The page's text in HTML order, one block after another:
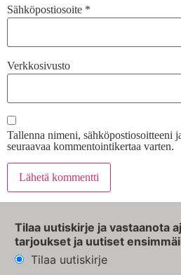
Sähköpostiosoite *
Verkkosivusto
Tallenna nimeni, sähköpostiosoitteeni
seuraavaa kommentointikertaa varten.
Tilaa uutiskirje ja vastaanota
tarjoukset ja uutiset
Tilaa uutiskirje